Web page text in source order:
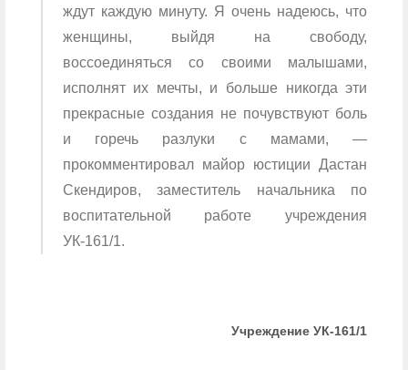
ждут каждую минуту. Я очень надеюсь, что
женщины, выйдя на свободу,
воссоединяться со своими малышами,
исполнят их мечты, и больше никогда эти
прекрасные создания не почувствуют боль
и горечь разлуки с мамами, —
прокомментировал майор юстиции Дастан
Скендиров, заместитель начальника по
воспитательной работе учреждения
УК-161/1.
Учреждение УК-161/1